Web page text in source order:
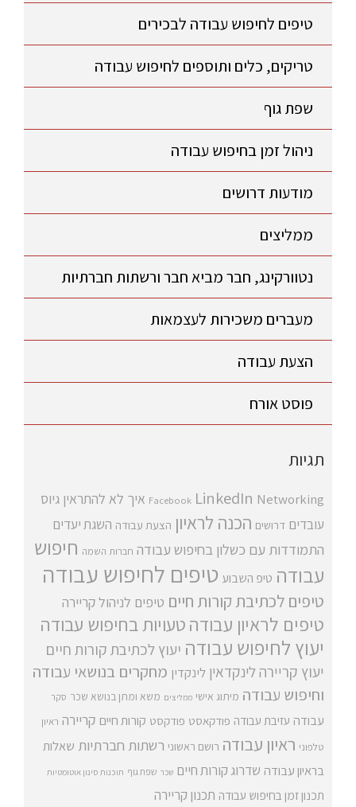
טיפים לחיפוש עבודה לבכירים
טריקים, כלים ותוספים לחיפוש עבודה
שפת גוף
ניהול זמן בחיפוש עבודה
מודעות דרושים
ממליצים
נטוורקינג, חבר מביא חבר ורשתות חברתיות
מעברים משכירות לעצמאות
הצעת עבודה
פוסט אורח
תגיות
Facebook LinkedIn Networking איך לא להתראין גיוס
עובדים דרושים הכנה לראיון הצעת עבודה השגת יעדים
התמודדות עם כשלון בחיפוש עבודה חברות השמה חיפוש
עבודה טיפ השבוע טיפים לחיפוש עבודה
טיפים לכתיבת קורות חיים טיפים לניהול קריירה
טיפים לראיון עבודהטעויות בחיפוש עבודה
יעוץ לחיפוש עבודה יעוץ לכתיבת קורות חיים
יעוץ קריירה לינקדאין לינקדין מחקרים בנושאי עבודה
וחיפוש עבודה מיתוג אישי ממליצים משא ומתן בנושא שכר סקר
עבודה עזיבת עבודה פודקאסט פודקסט קורות חיים קריירה ראיון
טלפוני ראיון עבודה רושם ראשוני רשתות חברתיות שאלות
בראיון עבודה שדרוג קורות חיים שכר שפת גוף תוכנות סינון אוטומטיות
תכנון זמן בחיפוש עבודה תכנון קריירה